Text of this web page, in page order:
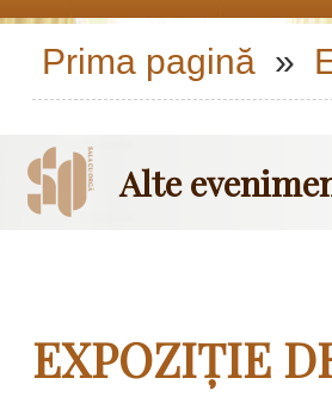
Prima pagină »
Alte
EXPOZIȚIE